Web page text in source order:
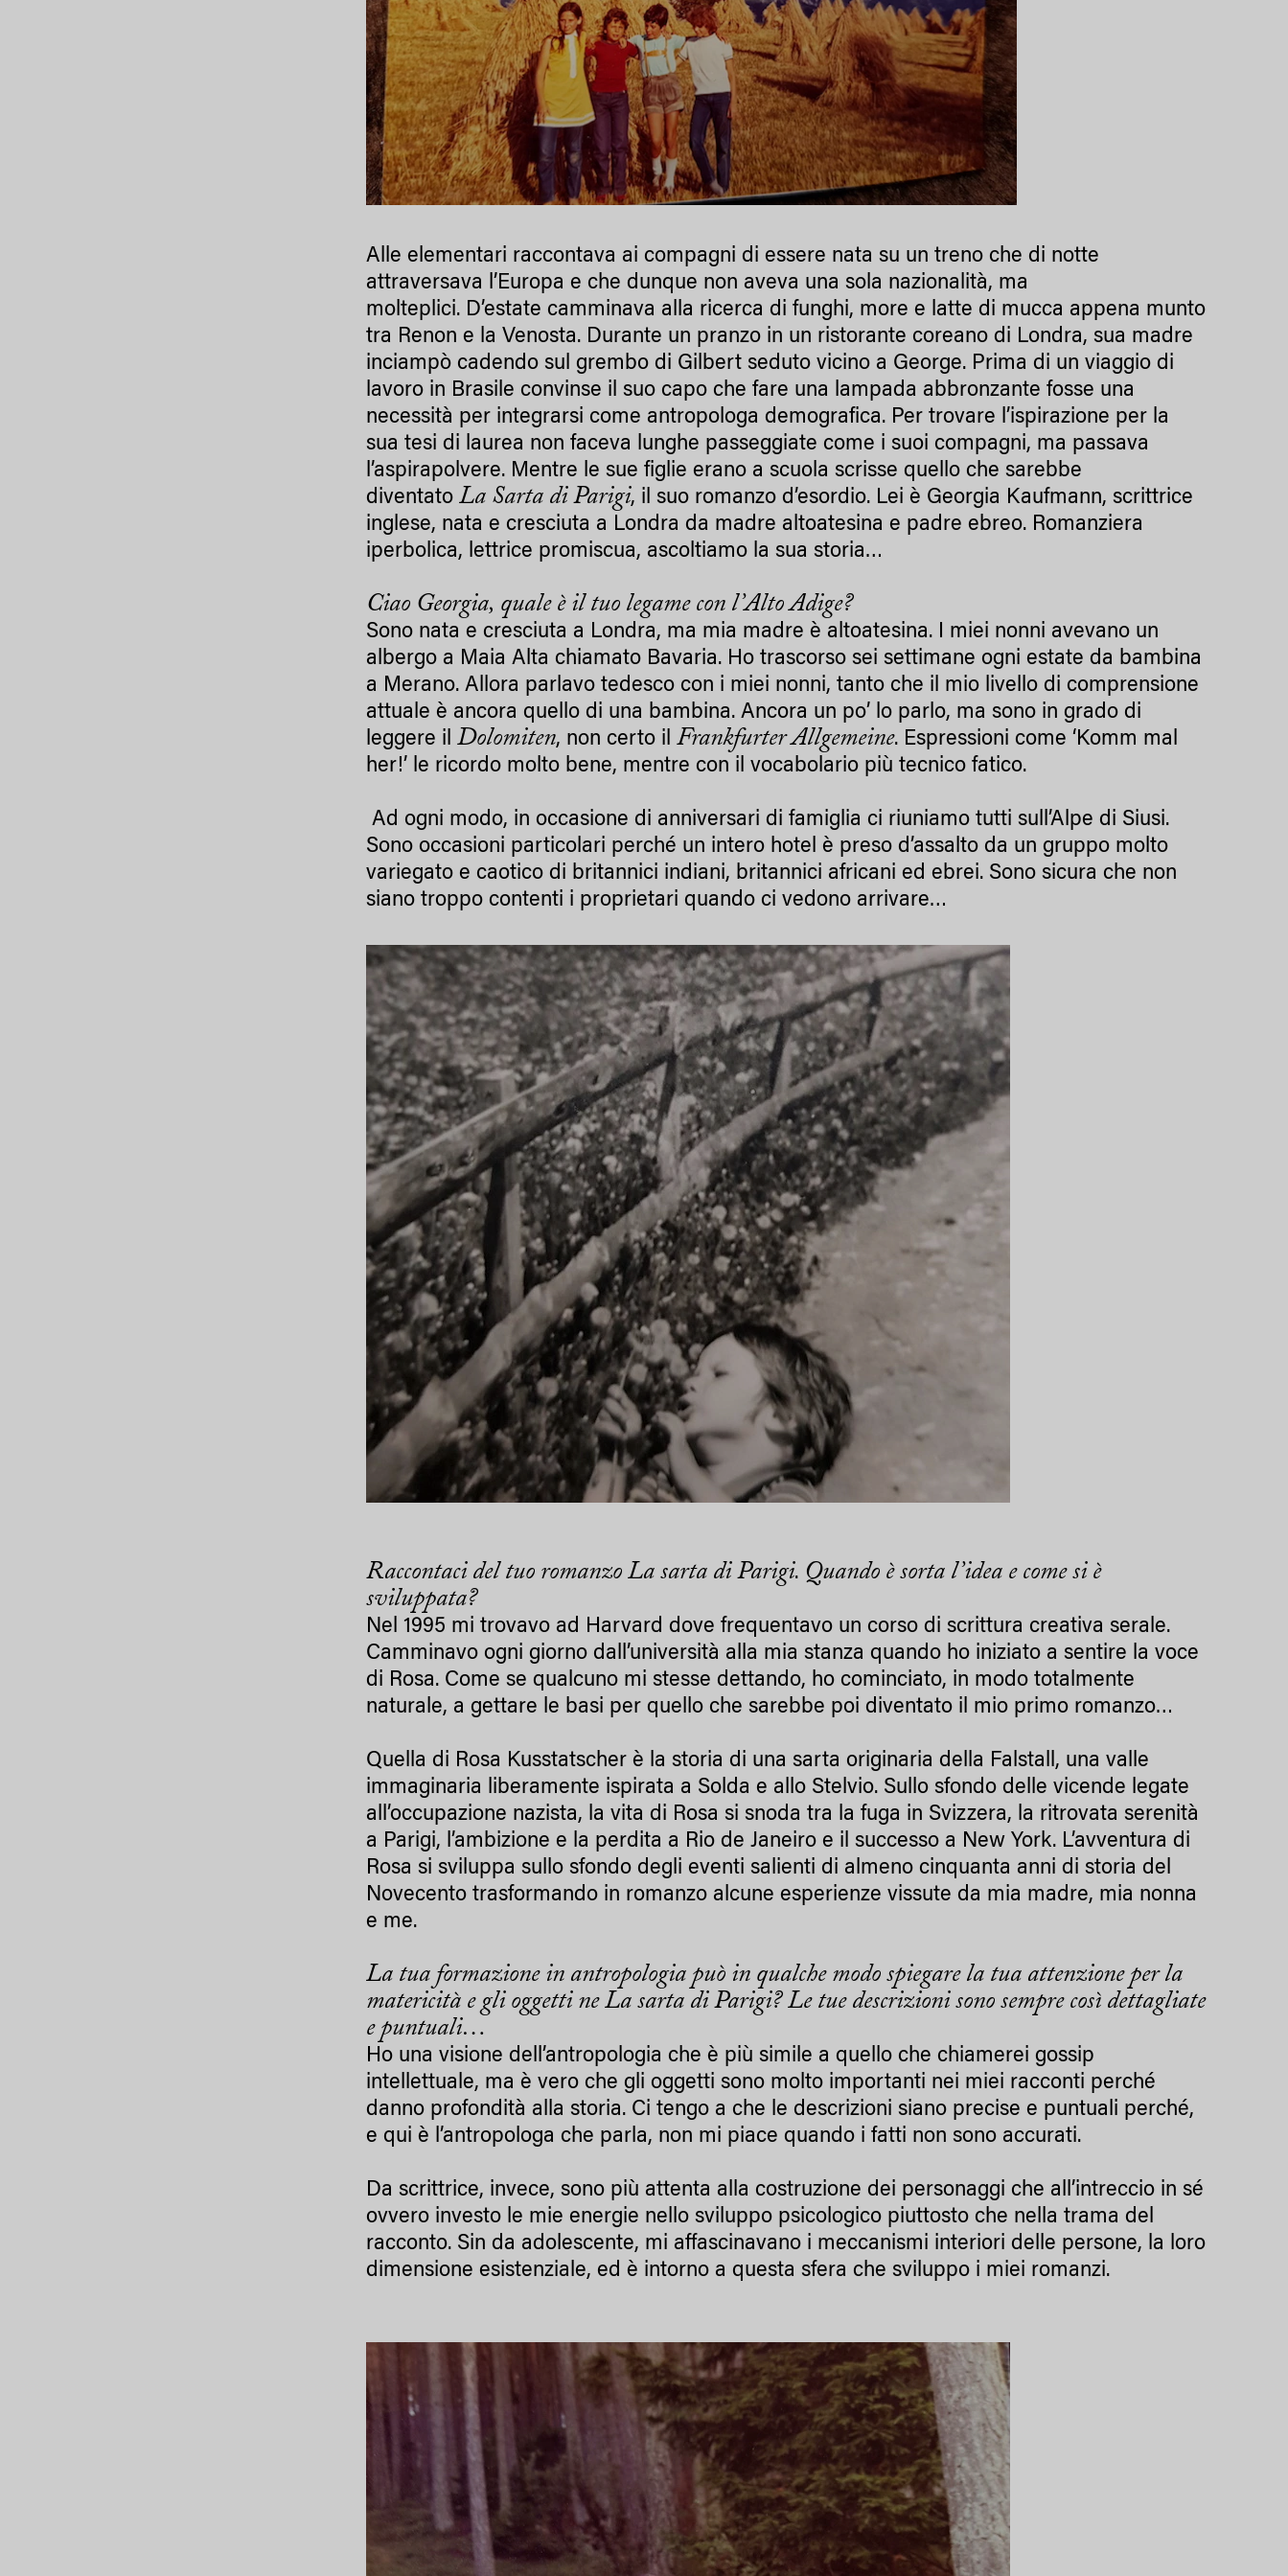
Alle elementari raccontava ai compagni di essere nata su un treno che di notte
attraversava l’Europa e che dunque non aveva una sola nazionalità, ma
molteplici. D’estate camminava alla ricerca di funghi, more e latte di mucca appena munto
tra Renon e la Venosta. Durante un pranzo in un ristorante coreano di Londra, sua madre
inciampò cadendo sul grembo di Gilbert seduto vicino a George. Prima di un viaggio di
lavoro in Brasile convinse il suo capo che fare una lampada abbronzante fosse una
necessità per integrarsi come antropologa demografica. Per trovare l’ispirazione per la
sua tesi di laurea non faceva lunghe passeggiate come i suoi compagni, ma passava
l’aspirapolvere. Mentre le sue figlie erano a scuola scrisse quello che sarebbe
diventatoLa Sarta di Parigi, il suo romanzo d’esordio. Lei è Georgia Kaufmann, scrittrice
inglese, nata e cresciuta a Londra da madre altoatesina e padre ebreo. Romanziera
iperbolica, lettrice promiscua, ascoltiamo la sua storia…
Ciao Georgia, quale è il tuo legame con l’Alto Adige?
Sono nata e cresciuta a Londra, ma mia madre è altoatesina. I miei nonni avevano un
albergo a Maia Alta chiamato Bavaria. Ho trascorso sei settimane ogni estate da bambina
a Merano. Allora parlavo tedesco con i miei nonni, tanto che il mio livello di comprensione
attuale è ancora quello di una bambina. Ancora un po’ lo parlo, ma sono in grado di
leggere ilDolomiten, non certo ilFrankfurter Allgemeine. Espressioni come ‘Komm mal
her!’ le ricordo molto bene, mentre con il vocabolario più tecnico fatico.
Ad ogni modo, in occasione di anniversari di famiglia ci riuniamo tutti sull’Alpe di Siusi.
Sono occasioni particolari perché un intero hotel è preso d’assalto da un gruppo molto
variegato e caotico di britannici indiani, britannici africani ed ebrei. Sono sicura che non
siano troppo contenti i proprietari quando ci vedono arrivare…
Raccontaci del tuo romanzoLa sarta di Parigi. Quando è sorta l’idea e come si è
sviluppata?
Nel 1995 mi trovavo ad Harvard dove frequentavo un corso di scrittura creativa serale.
Camminavo ogni giorno dall’università alla mia stanza quando ho iniziato a sentire la voce
di Rosa. Come se qualcuno mi stesse dettando, ho cominciato, in modo totalmente
naturale, a gettare le basi per quello che sarebbe poi diventato il mio primo romanzo…
Quella di Rosa Kusstatscher è la storia di una sarta originaria della Falstall, una valle
immaginaria liberamente ispirata a Solda e allo Stelvio. Sullo sfondo delle vicende legate
all’occupazione nazista, la vita di Rosa si snoda tra la fuga in Svizzera, la ritrovata serenità
a Parigi, l’ambizione e la perdita a Rio de Janeiro e il successo a New York. L’avventura di
Rosa si sviluppa sullo sfondo degli eventi salienti di almeno cinquanta anni di storia del
Novecento trasformando in romanzo alcune esperienze vissute da mia madre, mia nonna
e me.
La tua formazione in antropologia può in qualche modo spiegare la tua attenzione per la
matericità e gli oggetti neLa sarta di Parigi?Le tue descrizioni sono sempre così dettagliate
e puntuali…
Ho una visione dell’antropologia che è più simile a quello che chiamerei gossip
intellettuale, ma è vero che gli oggetti sono molto importanti nei miei racconti perché
danno profondità alla storia. Ci tengo a che le descrizioni siano precise e puntuali perché,
e qui è l’antropologa che parla, non mi piace quando i fatti non sono accurati.
Da scrittrice, invece, sono più attenta alla costruzione dei personaggi che all’intreccio in sé
ovvero investo le mie energie nello sviluppo psicologico piuttosto che nella trama del
racconto. Sin da adolescente, mi affascinavano i meccanismi interiori delle persone, la loro
dimensione esistenziale, ed è intorno a questa sfera che sviluppo i miei romanzi.